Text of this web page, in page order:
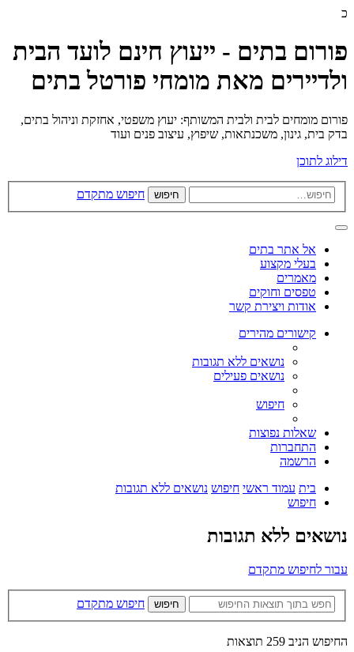
כ
פורום בתים - ייעוץ חינם לועד הבית
ולדיירים מאת מומחי פורטל בתים
פורום מומחים לבית ולבית המשותף: יעוץ משפטי, אחזקת וניהול בתים,
בדק בית, גינון, משכנתאות, שיפוץ, עיצוב פנים ועוד
דילוג לתוכן
חיפוש חיפוש מתקדם
אל אתר בתים
בעלי מקצוע
מאמרים
טפסים וחוקים
אודות ויצירת קשר
קישורים מהירים
נושאים ללא תגובות
נושאים פעילים
חיפוש
שאלות נפוצות
התחברות
הרשמה
בית עמוד ראשי חיפוש נושאים ללא תגובות
חיפוש
נושאים ללא תגובות
עבור לחיפוש מתקדם
חיפוש חיפוש מתקדם
החיפוש הניב 259 תוצאות